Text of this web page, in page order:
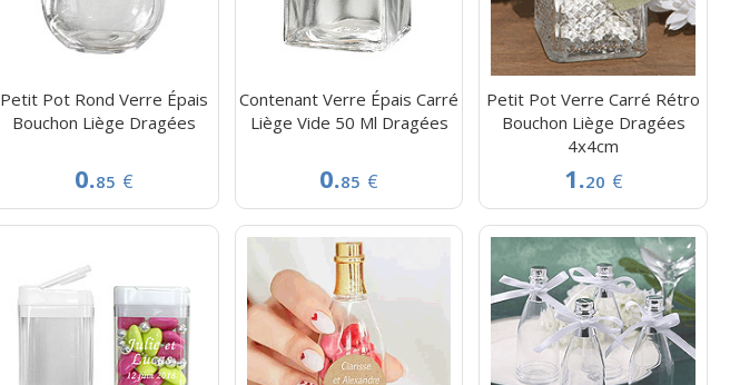
Petit Pot Rond Verre Épais
Bouchon Liège Dragées
0.85 €
Contenant Verre Épais Carré
Liège Vide 50 Ml Dragées
0.85 €
Petit Pot Verre Carré Rétro
Bouchon Liège Dragées
4x4cm
1.20 €